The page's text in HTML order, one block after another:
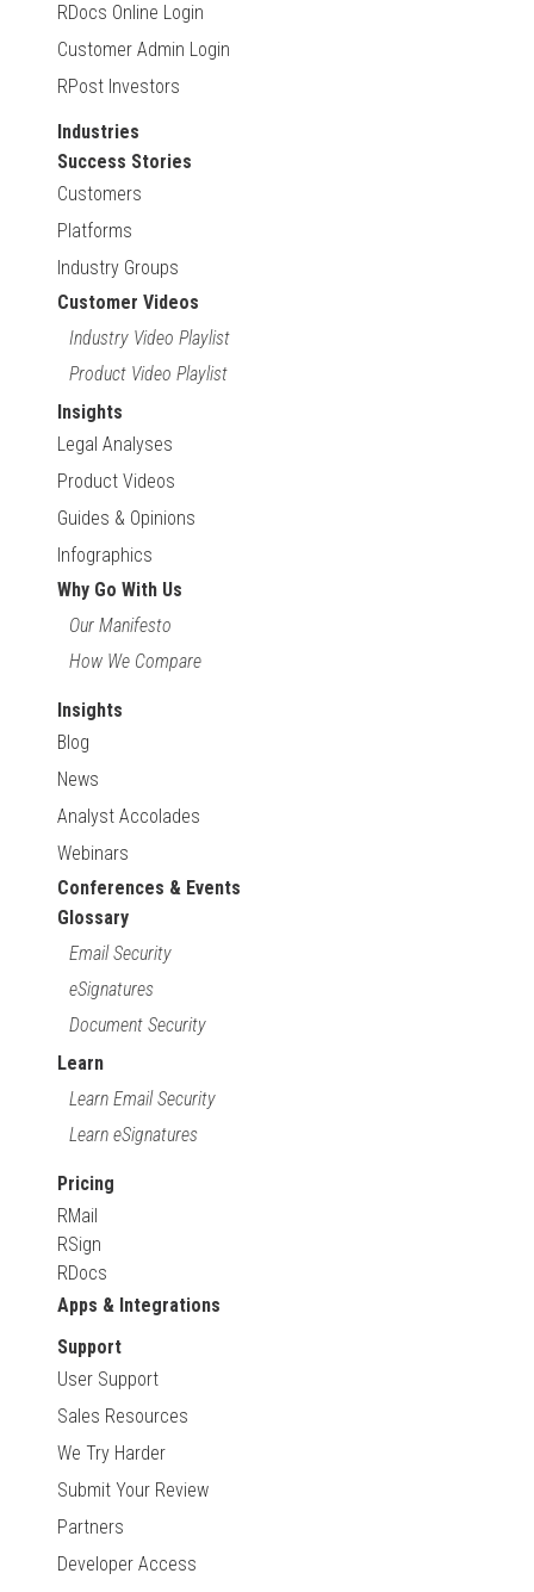
RDocs Online Login
Customer Admin Login
RPost Investors
Industries
Success Stories
Customers
Platforms
Industry Groups
Customer Videos
Industry Video Playlist
Product Video Playlist
Insights
Legal Analyses
Product Videos
Guides & Opinions
Infographics
Why Go With Us
Our Manifesto
How We Compare
Insights
Blog
News
Analyst Accolades
Webinars
Conferences & Events
Glossary
Email Security
eSignatures
Document Security
Learn
Learn Email Security
Learn eSignatures
Pricing
RMail
RSign
RDocs
Apps & Integrations
Support
User Support
Sales Resources
We Try Harder
Submit Your Review
Partners
Developer Access